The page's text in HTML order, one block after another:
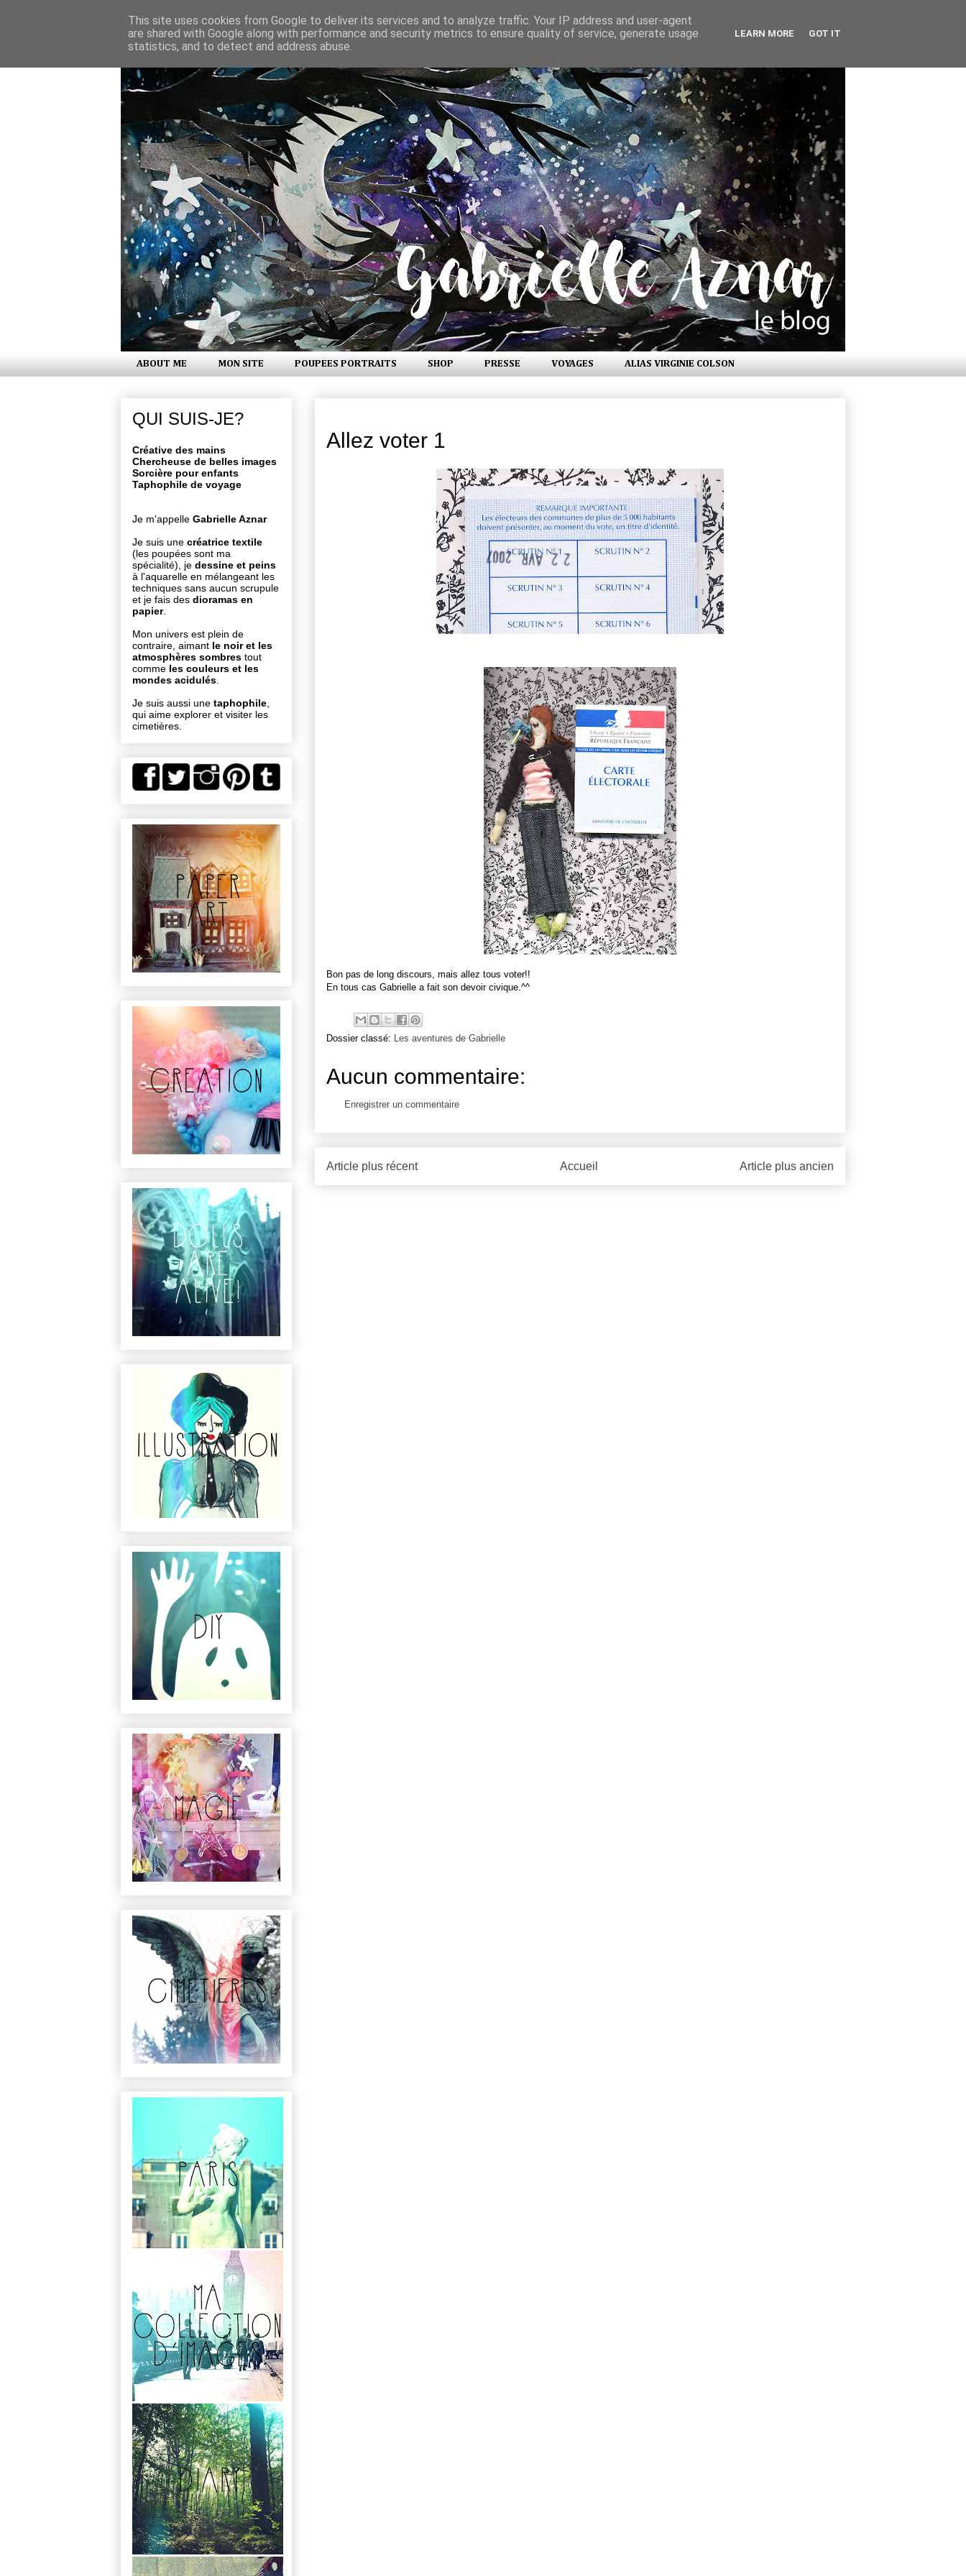
ABOUT ME MON SITE POUPEES PORTRAITS SHOP PRESSE VOYAGES ALIAS VIRGINIE COLSON
Allez voter 1
Bon pas de long discours, mais allez tous voter!!
En tous cas Gabrielle a fait son devoir civique.^^
Dossier classé: Les aventures de Gabrielle
Aucun commentaire:
Enregistrer un commentaire
Article plus récent Article plus ancien
Accueil
QUI SUIS-JE?
Créative des mains
Chercheuse de belles images
Sorcière pour enfants
Taphophile de voyage
Je m'appelle Gabrielle Aznar
Je suis une créatrice textile
(les poupées sont ma
spécialité), je dessine et peins
à l'aquarelle en mélangeant les
techniques sans aucun scrupule
et je fais des dioramas en
papier.
Mon univers est plein de
contraire, aimant le noir et les
atmosphères sombres tout
comme les couleurs et les
mondes acidulés
Je suis aussi une taphophile
qui aime explorer et visiter les
cimetières.
This site uses cookies from Google to deliver its services and to analyze traffic. Your IP address and user-agent
are shared with Google along with performance and security metrics to ensure quality of service, generate usage
statistics, and to detect and address abuse.
LEARN MORE GOT IT